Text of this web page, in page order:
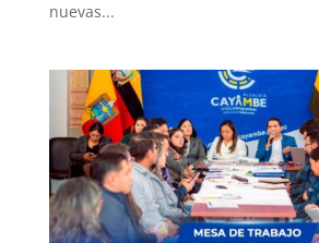
nuevas...